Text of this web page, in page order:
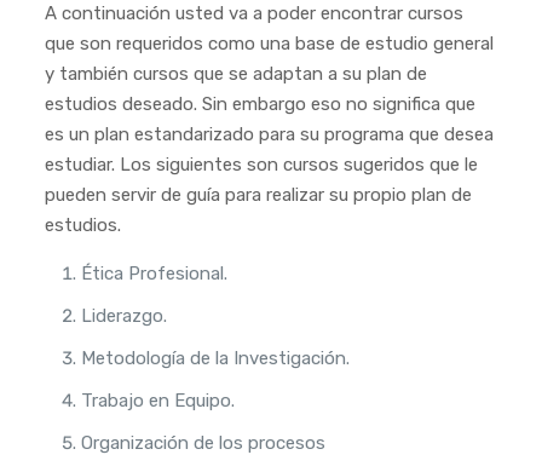
A continuación usted va a poder encontrar cursos
que son requeridos como una base de estudio general
y también cursos que se adaptan a su plan de
estudios deseado. Sin embargo eso no significa que
es un plan estandarizado para su programa que desea
estudiar. Los siguientes son cursos sugeridos que le
pueden servir de guía para realizar su propio plan de
estudios.
Ética Profesional.
Liderazgo.
Metodología de la Investigación.
Trabajo en Equipo.
Organización de los procesos